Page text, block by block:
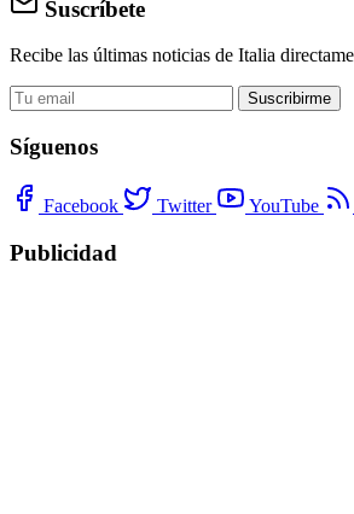
Suscríbete
Recibe las últimas noticias de Italia
Suscribirme
Síguenos
Facebook Twitter YouTube
Publicidad